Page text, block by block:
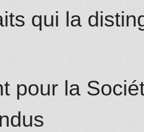
qui la
pour la